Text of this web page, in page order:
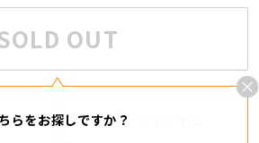
OUT
らをお探しですか？